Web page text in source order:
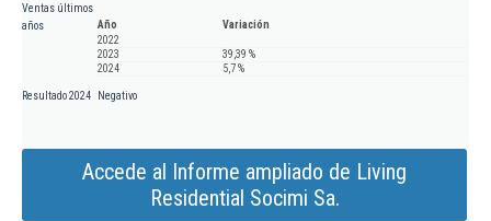
Ventas últimos
años
Año
Variación
2022
2023
39,39 %
2024
5,7 %
Resultado 2024 Negativo
Accede al Informe ampliado de Living
Residential Socimi Sa.